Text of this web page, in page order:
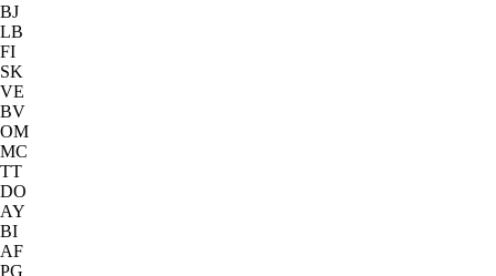
BJ
LB
FI
SK
VE
BV
OM
MC
TT
DO
AY
BI
AF
PG